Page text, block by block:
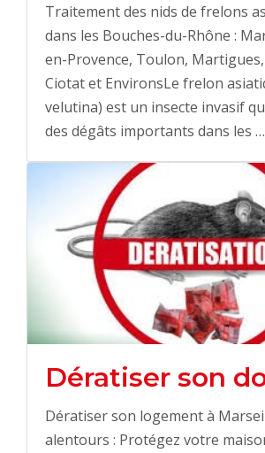
Traitement des nids de frelons
dans les Bouches-du-Rhône :
en-Provence, Toulon, Martigues,
Ciotat et EnvironsLe frelon
velutina) est un insecte invasif
des dégâts importants dans les …
Dératiser son
Dératiser son logement à
alentours : Protégez votre